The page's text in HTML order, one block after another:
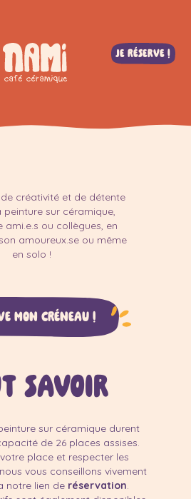
Je réserve !
créativité et de détente
peinture sur céramique,
ami.e.s ou collègues, en
amoureux.se ou même
en solo !
mon créneau !
savoir
sur céramique durent
de 26 places assises.
place et respecter les
vous conseillons vivement
notre lien de réservation